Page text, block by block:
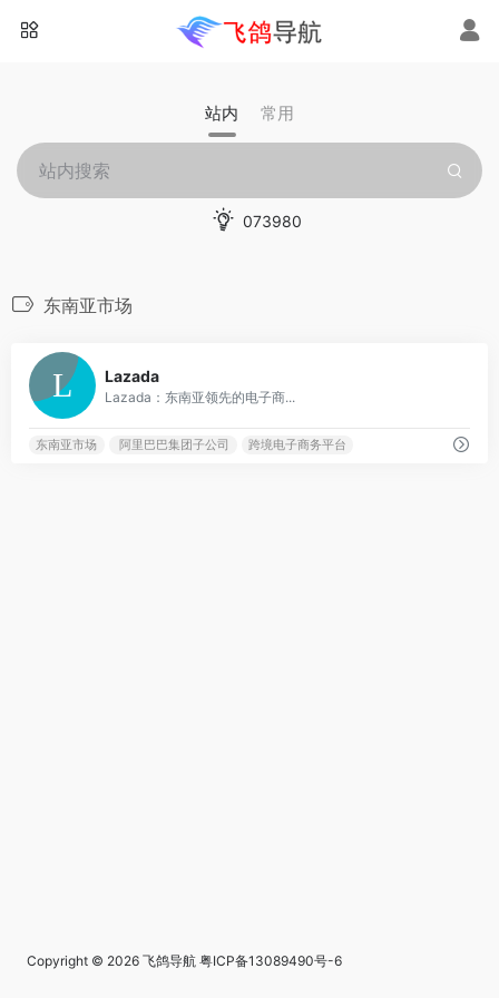
站内 常用
073980
东南亚市场
Lazada
Lazada：东南亚领先的电子商...
东南亚市场 阿里巴巴集团子公司 跨境电子商务平台
Copyright © 2026 飞鸽导航 粤ICP备13089490号-6